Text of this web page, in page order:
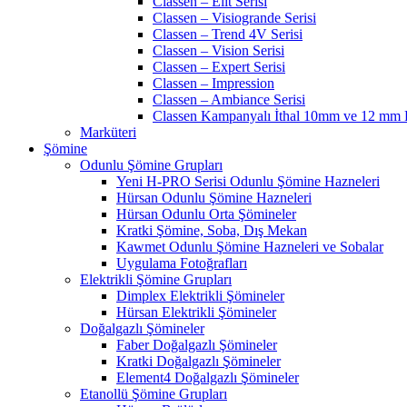
Classen – Visiogrande Serisi
Classen – Trend 4V Serisi
Classen – Vision Serisi
Classen – Expert Serisi
Classen – Impression
Classen – Ambiance Serisi
Classen Kampanyalı İthal 10mm ve 12 mm
Marküteri
Şömine
Odunlu Şömine Grupları
Yeni H-PRO Serisi Odunlu Şömine Hazneleri
Hürsan Odunlu Şömine Hazneleri
Hürsan Odunlu Orta Şömineler
Kratki Şömine, Soba, Dış Mekan
Kawmet Odunlu Şömine Hazneleri ve Sobalar
Uygulama Fotoğrafları
Elektrikli Şömine Grupları
Dimplex Elektrikli Şömineler
Hürsan Elektrikli Şömineler
Doğalgazlı Şömineler
Faber Doğalgazlı Şömineler
Kratki Doğalgazlı Şömineler
Element4 Doğalgazlı Şömineler
Etanollü Şömine Grupları